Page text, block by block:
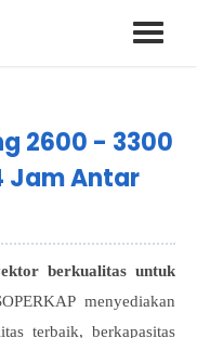
2600 - 3300
Jam Antar
berkualitas untuk
menyediakan
terbaik, berkapasitas